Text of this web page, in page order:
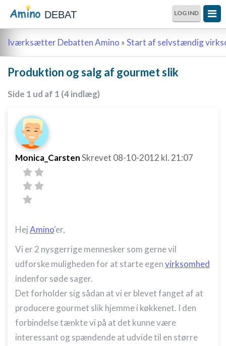
DEBAT LOG IND
Iværksætter Debatten Amino »Start af selvstændig
Produktion og salg af gourmet slik
Side 1 ud af 1 (4 indlæg)
Monica_CarstenSkrevet 08-10-2012 kl. 21:07
HejAmino'er,
Vi er 2 nysgerrige mennesker som gerne vil
udforske muligheden for at starte egenvirksomhed
indenfor søde sager.
Det forholder sig sådan at vi er blevet fanget af at
producere gourmet slik hjemme i køkkenet. I den
forbindelse tænkte vi på at det kunne være
interessant og spændende at udvide til en større